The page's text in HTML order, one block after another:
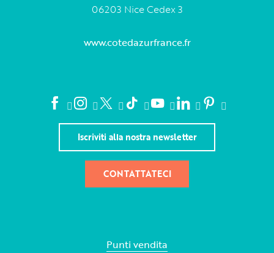
06203 Nice Cedex 3
www.cotedazurfrance.fr
Iscriviti alla nostra newsletter
CONTATTATECI
Punti vendita